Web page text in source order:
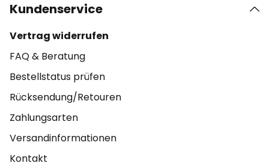
Kundenservice
Vertrag widerrufen
FAQ & Beratung
Bestellstatus prüfen
Rücksendung/Retouren
Zahlungsarten
Versandinformationen
Kontakt